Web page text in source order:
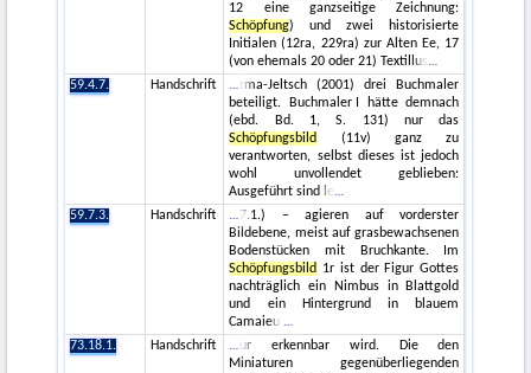
12 eine ganzseitige Zeichnung:
Schöpfung) und zwei historisierte
Initialen (12ra, 229ra) zur Alten Ee, 17
(von ehemals 20 oder 21) Textillus
59.4.7.
Handschrift
rma-Jeltsch (2001) drei Buchmaler
beteiligt. Buchmaler I hätte demnach
(ebd. Bd. 1, S. 131) nur das
Schöpfungsbild
(11v) ganz zu
verantworten, selbst dieses ist jedoch
wohl unvollendet geblieben:
Ausgeführt sind le
59.7.3.
Handschrift
7.1.) – agieren auf vorderster
Bildebene, meist auf grasbewachsenen
Bodenstücken mit Bruchkante. Im
Schöpfungsbild 1r ist der Figur Gottes
nachträglich ein Nimbus in Blattgold
und ein Hintergrund in blauem
Camaieu
73.18.1.
Handschrift
ur erkennbar wird. Die den
Miniaturen gegenüberliegenden